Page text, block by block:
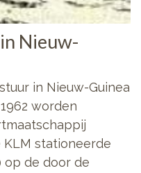
Nieuw-
in Nieuw-Guinea
worden
KLM stationeerde
op de door de